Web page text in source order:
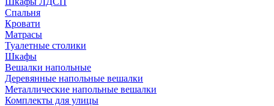
Спальня
Кровати
Матрасы
Туалетные столики
Шкафы
Вешалки напольные
Деревянные напольные вешалки
Металлические напольные вешалки
Комплекты для улицы